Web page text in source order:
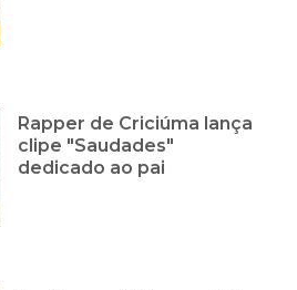
Rapper de Criciúma lança
clipe "Saudades"
dedicado ao pai